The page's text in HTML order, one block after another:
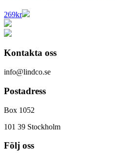
269kr
Kontakta oss
info@lindco.se
Postadress
Box 1052
101 39 Stockholm
Följ oss